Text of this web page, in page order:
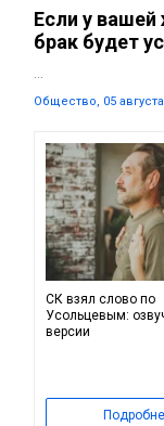
Если у
брак будет
...
Общество, 05 августа
СК взял слово по
Усольцевым:
версии